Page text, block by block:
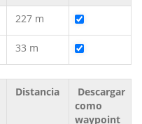
227 m
33 m
Distancia
Descargar
como
waypoint